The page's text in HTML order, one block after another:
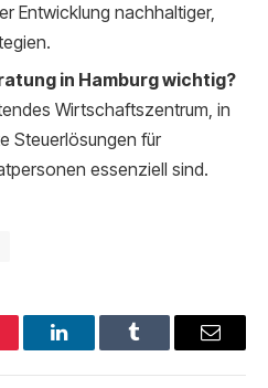
Entwicklung nachhaltiger,
in Hamburg wichtig?
Wirtschaftszentrum, in
Steuerlösungen für
essenziell sind.
LinkedInTumblr Email